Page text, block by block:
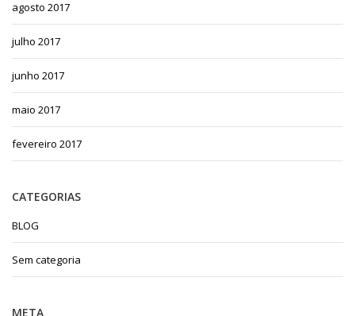
agosto 2017
julho 2017
junho 2017
maio 2017
fevereiro 2017
CATEGORIAS
BLOG
Sem categoria
META